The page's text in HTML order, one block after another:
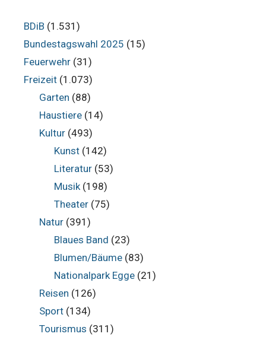
BDiB (1.531)
Bundestagswahl 2025 (15)
Feuerwehr (31)
Freizeit (1.073)
Garten (88)
Haustiere(14)
Kultur(493)
Kunst (142)
Literatur (53)
Musik(198)
Theater (75)
Natur(391)
Blaues Band (23)
Blumen/Bäume (83)
Nationalpark Egge (21)
Reisen (126)
Sport(134)
Tourismus (311)